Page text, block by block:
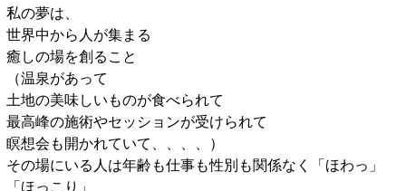
私の夢は、
世界中から人が集まる
癒しの場を創ること
（温泉があって
土地の美味しいものが食べられて
最高峰の施術やセッションが受けられて
瞑想会も開かれていて、、、、）
その場にいる人は年齢も仕事も性別も関係なく「ほわっ」
「ほっこり」